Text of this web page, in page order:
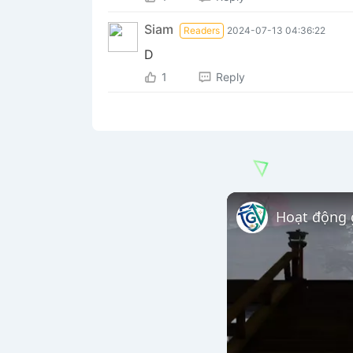
Siam Readers 2024-07-13 04:36:22
D
1 Reply